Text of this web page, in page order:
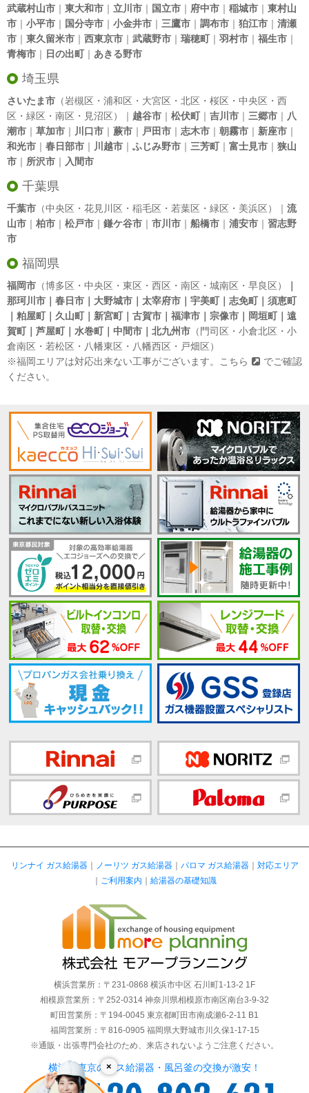
武蔵村山市 ｜ 東大和市 ｜ 立川市 ｜ 国立市 ｜ 府中市 ｜ 稲城市 ｜ 東村山
市 ｜ 小平市 ｜ 国分寺市 ｜ 小金井市 ｜ 三鷹市 ｜ 調布市 ｜ 狛江市 ｜ 清瀬
市 ｜ 東久留米市 ｜ 西東京市 ｜ 武蔵野市 ｜ 瑞穂町｜ 羽村市 ｜ 福生市 ｜
青梅市 ｜ 日の出町｜ あきる野市
埼玉県
さいたま市 （岩槻区・浦和区・大宮区・北区・桜区・中央区・西
区・緑区・南区・見沼区）｜ 越谷市 ｜ 松伏町｜ 吉川市 ｜ 三郷市 ｜ 八
潮市 ｜ 草加市 ｜ 川口市 ｜ 蕨市 ｜ 戸田市 ｜ 志木市 ｜ 朝霧市 ｜ 新座市 ｜
和光市 ｜ 春日部市 ｜ 川越市 ｜ ふじみ野市 ｜ 三芳町｜ 富士見市 ｜ 狭山
市 ｜ 所沢市 ｜ 入間市
千葉県
千葉市 （中央区・花見川区・稲毛区・若葉区・緑区・美浜区）｜ 流
山市 ｜ 柏市 ｜ 松戸市 ｜ 鎌ケ谷市 ｜ 市川市 ｜ 船橋市 ｜ 浦安市 ｜ 習志野
市
福岡県
福岡市 （博多区・中央区・東区・西区・南区・城南区・早良区）
那珂川市｜春日市｜大野城市｜太宰府市｜宇美町｜志免町｜須恵町
｜粕屋町｜久山町｜新宮町｜古賀市｜福津市｜宗像市｜岡垣町｜遠
賀町｜芦屋町｜水巻町｜中間市｜北九州市 （門司区・小倉北区・小
倉南区・若松区・八幡東区・八幡西区・戸畑区）
※福岡エリアは対応出来ない工事がございます。
こちら
でご確認
ください。
×
リンナイ ガス給湯器｜ ノーリツ ガス給湯器｜ パロマ ガス給湯器｜ 対応エリア
｜ ご利用案内 ｜ 給湯器の基礎知識
横浜営業所：〒231-0868 横浜市中区 石川町1-13-2 1F
相模原営業所：〒252-0314 神奈川県相模原市南区南台3-9-32
町田営業所：〒194-0045 東京都町田市南成瀬6-2-11 B1
福岡営業所：〒816-0905 福岡県大野城市川久保1-17-15
※通販・出張専門会社のため、来店されないようご注意ください。
横浜・東京のガス給湯器・風呂釜の交換が激安！